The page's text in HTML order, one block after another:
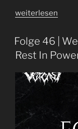
„Folge
|
Saeft“
weiterlesen
Folge 46 |
Rest In